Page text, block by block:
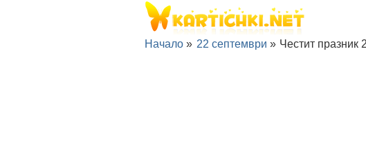
Начало » 22 септември » Честит празник